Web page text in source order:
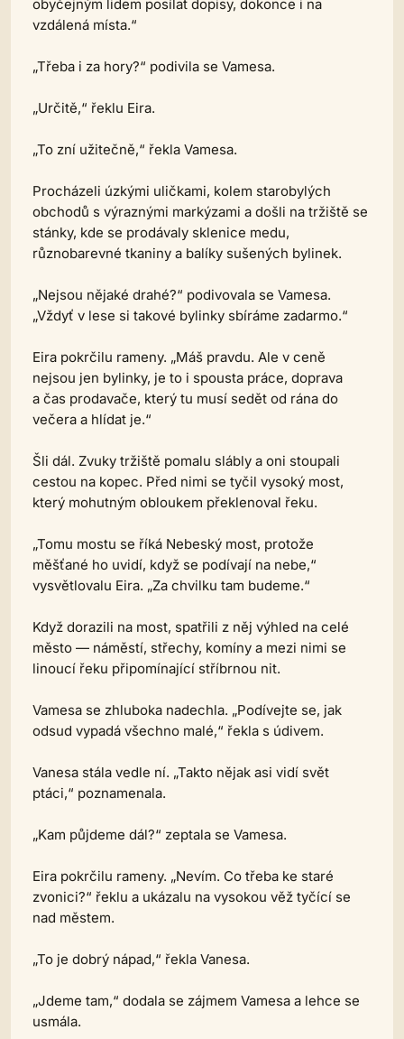
obyčejným lidem posílat dopisy, dokonce i na
vzdálená místa.“
„Třeba i za hory?“ podivila se Vamesa.
„Určitě,“ řeklu Eira.
„To zní užitečně,“ řekla Vamesa.
Procházeli úzkými uličkami, kolem starobylých
obchodů s výraznými markýzami a došli na tržiště se
stánky, kde se prodávaly sklenice medu,
různobarevné tkaniny a balíky sušených bylinek.
„Nejsou nějaké drahé?“ podivovala se Vamesa.
„Vždyť v lese si takové bylinky sbíráme zadarmo.“
Eira pokrčilu rameny. „Máš pravdu. Ale v ceně
nejsou jen bylinky, je to i spousta práce, doprava
a čas prodavače, který tu musí sedět od rána do
večera a hlídat je.“
Šli dál. Zvuky tržiště pomalu slábly a oni stoupali
cestou na kopec. Před nimi se tyčil vysoký most,
který mohutným obloukem překlenoval řeku.
„Tomu mostu se říká Nebeský most, protože
měšťané ho uvidí, když se podívají na nebe,“
vysvětlovalu Eira. „Za chvilku tam budeme.“
Když dorazili na most, spatřili z něj výhled na celé
město — náměstí, střechy, komíny a mezi nimi se
linoucí řeku připomínající stříbrnou nit.
Vamesa se zhluboka nadechla. „Podívejte se, jak
odsud vypadá všechno malé,“ řekla s údivem.
Vanesa stála vedle ní. „Takto nějak asi vidí svět
ptáci,“ poznamenala.
„Kam půjdeme dál?“ zeptala se Vamesa.
Eira pokrčilu rameny. „Nevím. Co třeba ke staré
zvonici?“ řeklu a ukázalu na vysokou věž tyčící se
nad městem.
„To je dobrý nápad,“ řekla Vanesa.
„Jdeme tam,“ dodala se zájmem Vamesa a lehce se
usmála.